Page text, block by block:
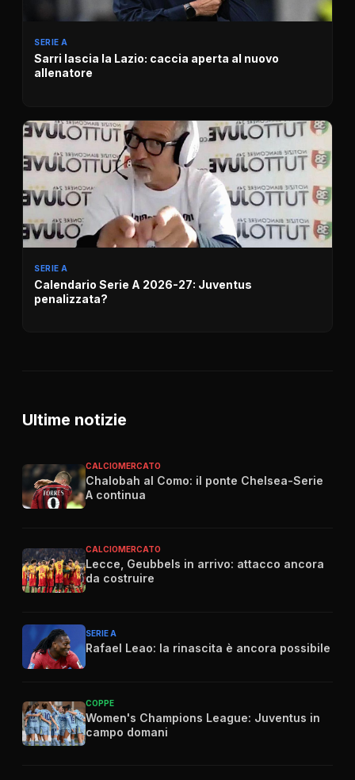
SERIE A
Sarri lascia la Lazio: caccia aperta al nuovo
allenatore
SERIE A
Calendario Serie A 2026-27: Juventus
penalizzata?
Ultime notizie
CALCIOMERCATO
Chalobah al Como: il ponte Chelsea-Serie
A continua
CALCIOMERCATO
Lecce, Geubbels in arrivo: attacco ancora
da costruire
SERIE A
Rafael Leao: la rinascita è ancora possibile
COPPE
Women's Champions League: Juventus in
campo domani